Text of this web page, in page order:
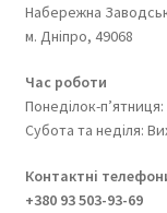
Набережна
м. Дніпро, 49068
Час роботи
Понеділок-
Субота та неділя:
Контактні
+380 93 503-93-69